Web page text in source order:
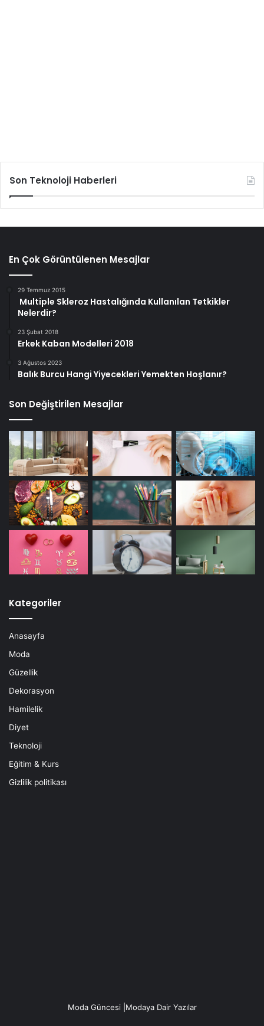
Son Teknoloji Haberleri
En Çok Görüntülenen Mesajlar
29 Temmuz 2015
Multiple Skleroz Hastalığında Kullanılan Tetkikler
Nelerdir?
23 Şubat 2018
Erkek Kaban Modelleri 2018
3 Ağustos 2023
Balık Burcu Hangi Yiyecekleri Yemekten Hoşlanır?
Son Değiştirilen Mesajlar
Kategoriler
Anasayfa
Moda
Güzellik
Dekorasyon
Hamilelik
Diyet
Teknoloji
Eğitim & Kurs
Gizlilik politikası
Moda Güncesi |Modaya Dair Yazılar